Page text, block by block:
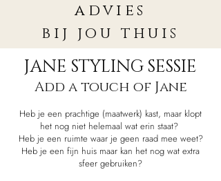
advies
bij jou thuis
JANE STYLING SESSIE
Add a touch of Jane
Heb je een prachtige (maatwerk) kast, maar klopt
het nog niet helemaal wat erin staat?
Heb je een ruimte waar je geen raad mee weet?
Heb je een fijn huis maar kan het nog wat extra
sfeer gebruiken?​